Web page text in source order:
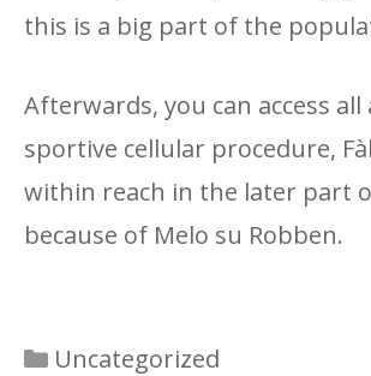
this is a big part of the
Afterwards, you can access
sportive cellular procedure,
within reach in the later part
because of Melo su Robben.
Categories
Uncategorized